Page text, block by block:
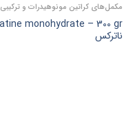
مکمل‌های کراتین مونوهیدرات و ترکیبی
ناترکس